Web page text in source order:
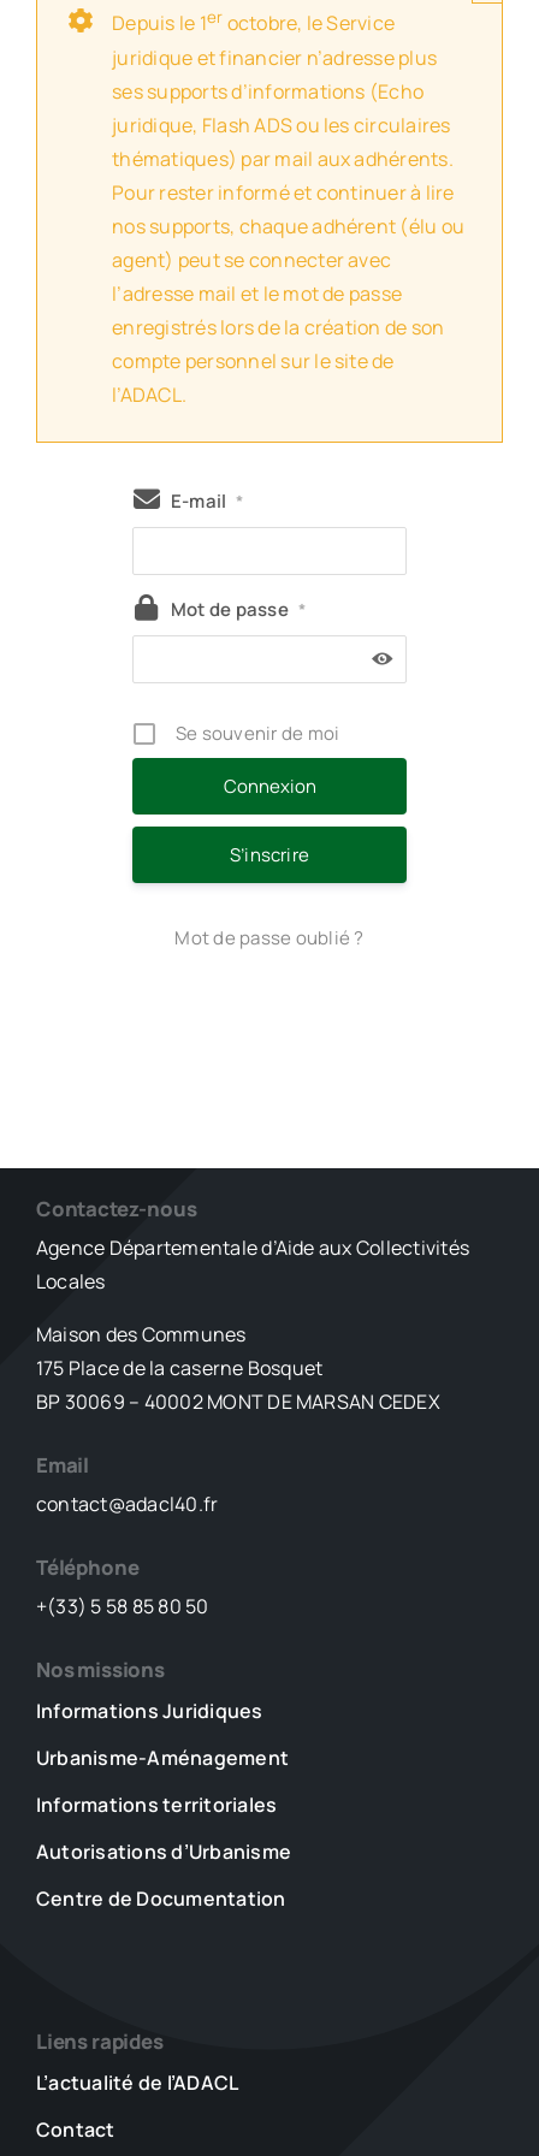
Depuis le 1er octobre, le Service
juridique et financier n’adresse plus
ses supports d’informations (Echo
juridique, Flash ADS ou les circulaires
thématiques) par mail aux adhérents.
Pour rester informé et continuer à lire
nos supports, chaque adhérent (élu ou
agent) peut se connecter avec
l’adresse mail et le mot de passe
enregistrés lors de la création de son
compte personnel sur le site de
l’ADACL.
E-mail *
Mot de passe *
Se souvenir de moi
S’inscrire
Mot de passe oublié ?
Contactez-nous
Agence Départementale d’Aide aux Collectivités
Locales
Maison des Communes
175 Place de la caserne Bosquet
BP 30069 – 40002 MONT DE MARSAN CEDEX
Email
contact@adacl40.fr
Téléphone
+(33) 5 58 85 80 50
Nos missions
Informations Juridiques
Urbanisme-Aménagement
Informations territoriales
Autorisations d’Urbanisme
Centre de Documentation
Liens rapides
L’actualité de l’ADACL
Contact